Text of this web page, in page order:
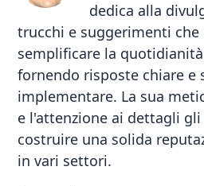
dedica alla
trucchi e suggerimenti che
semplificare la
fornendo risposte chiare e
implementare. La sua
e l'attenzione ai dettagli
costruire una solida
in vari settori.